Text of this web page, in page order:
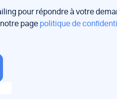
pour répondre à votre
page politique de